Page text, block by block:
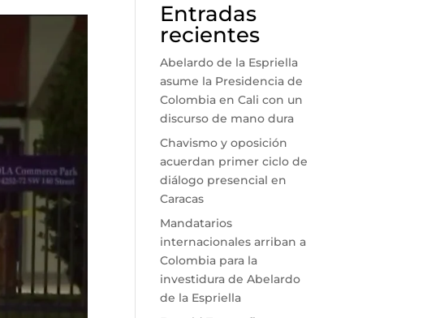
Entradas
recientes
Abelardo de la Espriella
asume la Presidencia de
Colombia en Cali con un
discurso de mano dura
Chavismo y oposición
acuerdan primer ciclo de
diálogo presencial en
Caracas
Mandatarios
internacionales arriban a
Colombia para la
investidura de Abelardo
de la Espriella